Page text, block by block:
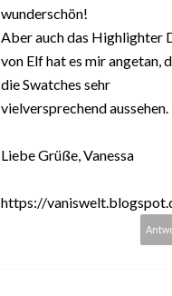
wunderschön!
Aber auch das Highlighter
von Elf hat es mir angetan,
die Swatches sehr
vielversprechend aussehen.
Liebe Grüße, Vanessa
https://